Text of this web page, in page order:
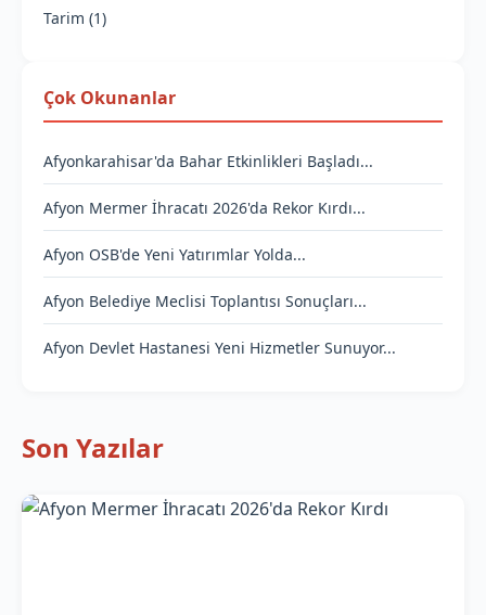
Tarim (1)
Çok Okunanlar
Afyonkarahisar'da Bahar Etkinlikleri Başladı...
Afyon Mermer İhracatı 2026'da Rekor Kırdı...
Afyon OSB'de Yeni Yatırımlar Yolda...
Afyon Belediye Meclisi Toplantısı Sonuçları...
Afyon Devlet Hastanesi Yeni Hizmetler Sunuyor...
Son Yazılar